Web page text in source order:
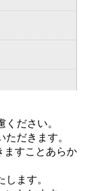
ださい。
だきます。
ますことあらか
ます。